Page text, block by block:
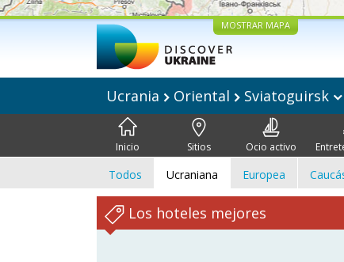
MOSTRAR MAPA
Ucrania Oriental Sviatoguirsk
Inicio Sitios Ocio activo
Todos Ucraniana Europea
Los hoteles mejores